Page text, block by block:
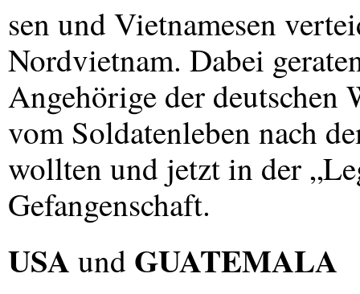
sen und Vietnamesen
Nordvietnam. Dabei
Angehörige der deutschen
vom Soldatenleben nach
wollten und jetzt in der
Gefangenschaft.
USA und GUATEMALA